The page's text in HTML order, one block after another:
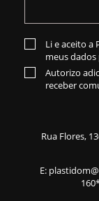
Li e aceito a
meus dados
Autorizo
receber
Rua Flores,
E:
160